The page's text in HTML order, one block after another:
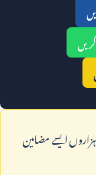
ايسے مضامين